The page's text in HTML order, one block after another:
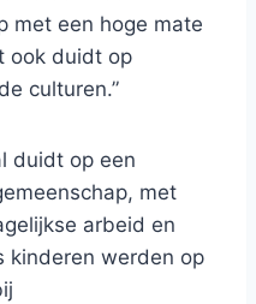
met een hoge mate
ook duidt op
culturen.”
duidt op een
met
arbeid en
kinderen werden op